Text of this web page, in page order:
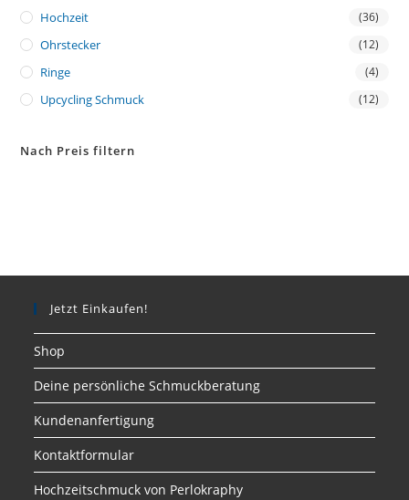
Hochzeit (36)
Ohrstecker (12)
Ringe (4)
Upcycling Schmuck (12)
Nach Preis filtern
Jetzt Einkaufen!
Shop
Deine persönliche Schmuckberatung
Kundenanfertigung
Kontaktformular
Hochzeitschmuck von Perlokraphy